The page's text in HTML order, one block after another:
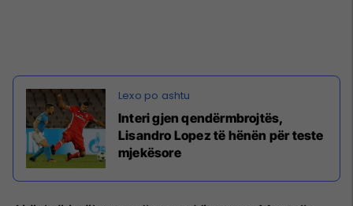
Interi gjen qendërmbrojtës,
Lisandro Lopez të hënën për teste
mjekësore